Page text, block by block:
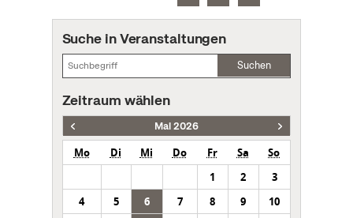
Suche in Veranstaltungen
Suchen
Zeitraum wählen
Mai 2026
Mo Di Mi Do Fr Sa
So
1
2
3
4
5 6 7 8 9
10